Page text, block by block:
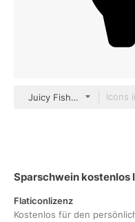
Juicy Fish Solid
Sparschwein kostenlos
Flaticonlizenz
Kostenlos für den